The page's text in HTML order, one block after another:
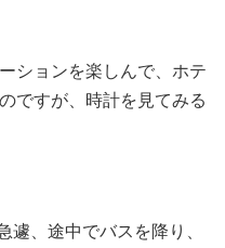
ションを楽しんで、ホテ
ですが、時計を見てみる
、途中でバスを降り、